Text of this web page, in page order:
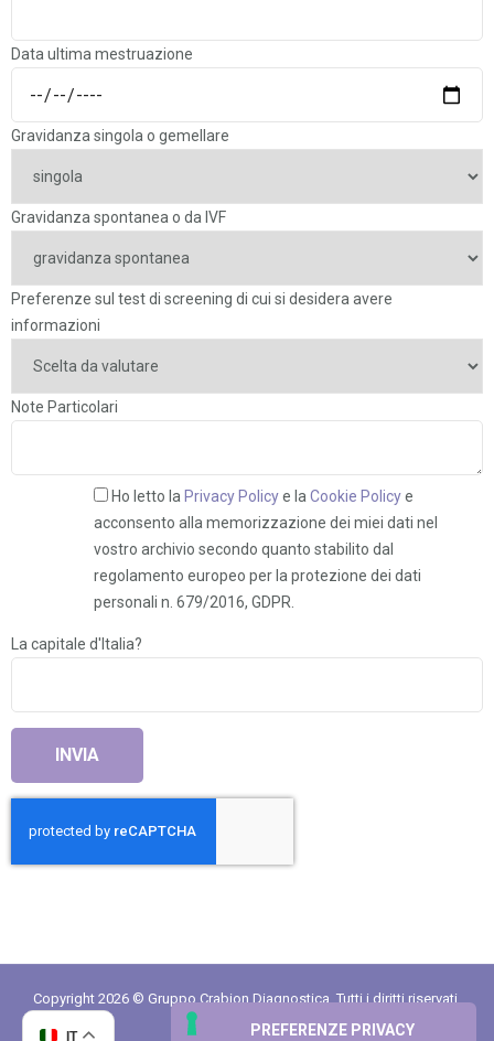
Data ultima mestruazione
Gravidanza singola o gemellare
Gravidanza spontanea o da IVF
Preferenze sul test di screening di cui si desidera avere
informazioni
Note Particolari
Ho letto la Privacy Policye laCookie Policye
acconsento alla memorizzazione dei miei dati nel
vostro archivio secondo quanto stabilito dal
regolamento europeo per la protezione dei dati
personali n. 679/2016, GDPR.
La capitale d'Italia?
Copyright 2026 © Gruppo Crabion Diagnostica. Tutti i diritti riservati.
Partita IVA 02388940542
IT